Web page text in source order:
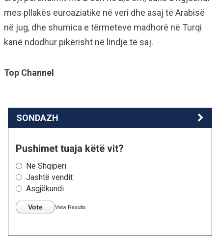
mes pllakës euroaziatike në veri dhe asaj të Arabisë
në jug, dhe shumica e tërmeteve madhorë në Turqi
kanë ndodhur pikërisht në lindje të saj.
Top Channel
SONDAZH
Pushimet tuaja këtë vit?
Në Shqipëri
Jashtë vendit
Asgjëkundi
Vote View Results